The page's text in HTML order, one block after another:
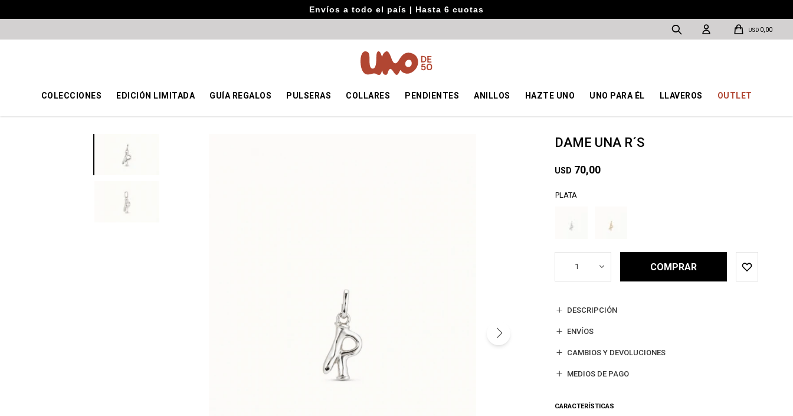
Envíos a todo el país | Hasta 6 cuotas
COLECCIONES EDICIÓN LIMITADA GUÍA REGALOS PULSERAS COLLARES PENDIENTES ANILLOS HAZTE UNO UNO PARA ÉL LLAVEROS OUTLET
USD 0,00
DAME UNA R´S
USD 70,00
PLATA
1 COMPRAR
DESCRIPCIÓN
ENVÍOS
CAMBIOS Y DEVOLUCIONES
MEDIOS DE PAGO
CARACTERÍSTICAS